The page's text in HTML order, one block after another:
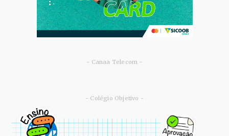
- Canaa Telecom -
- Colégio Objetivo -